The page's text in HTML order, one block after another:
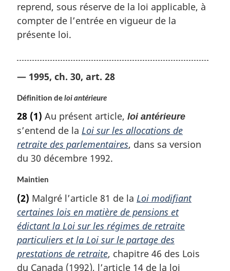
reprend, sous réserve de la loi applicable, à
compter de l’entrée en vigueur de la
présente loi.
— 1995, ch. 30, art. 28
Définition deloi antérieure
28 (1) Au présent article, loi antérieure
s’entend de la Loi sur les allocations de
retraite des parlementaires, dans sa version
du 30 décembre 1992.
Maintien
(2) Malgré l’article 81 de la Loi modifiant
certaines lois en matière de pensions et
édictant la Loi sur les régimes de retraite
particuliers et la Loi sur le partage des
prestations de retraite, chapitre 46 des Lois
du Canada (1992), l’article 14 de la loi